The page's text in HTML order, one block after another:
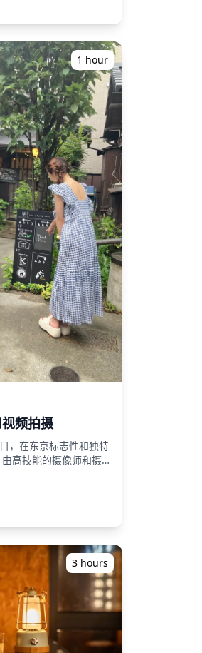
您前往摄影棚。 -付
人摄影会(1小时)： 参
：您需要负责支付翻译
experiences/
experiences/
experiences/
experiences/
experiences/
experiences/
1 hour
频拍摄
，在东京标志性和独特
的旅行日程，提供自然
影都找到理想的地点。
！） 我们的视
餐包括一个
50张原始照片文件，所
信息： ・
，拍摄时间和交付的材
预定日期前3天预报拍
意外下雨，有三种选
3 hours